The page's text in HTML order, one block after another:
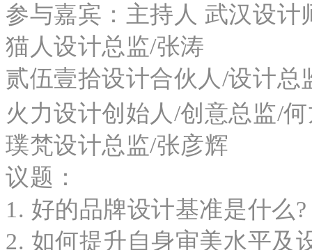
参与嘉宾： 主持人 武汉设
猫人设计总监/张涛
贰伍壹拾设计合伙人/设计
火力设计创始人/创意总监
璞梵设计总监/张彦辉
议题：
1. 好的品牌设计基准是什么?
2. 如何提升自身审美水平及